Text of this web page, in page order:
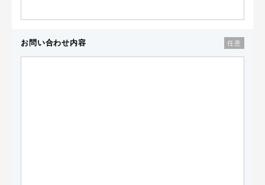
お問い合わせ内容 任意